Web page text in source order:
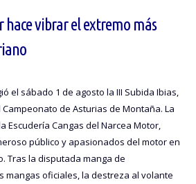
vibrar el extremo más
el sábado 1 de agosto la III Subida Ibias,
de Asturias de Montaña. La
Escudería Cangas del Narcea Motor,
público y apasionados del motor en
Tras la disputada manga de
mangas oficiales, la destreza al volante